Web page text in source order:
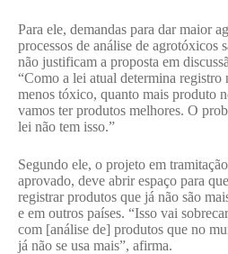
Para ele, demandas para dar maior
processos de análise de agrotóxicos
não justificam a proposta em
“Como a lei atual determina registro
menos tóxico, quanto mais produto
vamos ter produtos melhores. O
lei não tem isso.”
Segundo ele, o projeto em
aprovado, deve abrir espaço para
registrar produtos que já não são
e em outros países. “Isso vai
com [análise de] produtos que no
já não se usa mais”, afirma.